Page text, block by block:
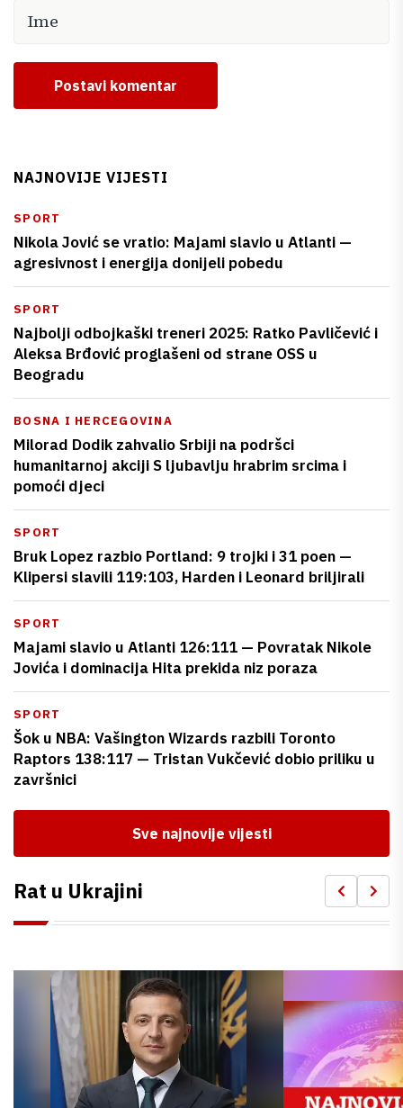
Postavi komentar
NAJNOVIJE VIJESTI
SPORT
Nikola Jović se vratio: Majami slavio u Atlanti —
agresivnost i energija donijeli pobedu
SPORT
Najbolji odbojkaški treneri 2025: Ratko Pavličević i
Aleksa Brđović proglašeni od strane OSS u
Beogradu
BOSNA I HERCEGOVINA
Milorad Dodik zahvalio Srbiji na podršci
humanitarnoj akciji S ljubavlju hrabrim srcima i
pomoći djeci
SPORT
Bruk Lopez razbio Portland: 9 trojki i 31 poen —
Klipersi slavili 119:103, Harden i Leonard briljirali
SPORT
Majami slavio u Atlanti 126:111 — Povratak Nikole
Jovića i dominacija Hita prekida niz poraza
SPORT
Šok u NBA: Vašington Wizards razbili Toronto
Raptors 138:117 — Tristan Vukčević dobio priliku u
završnici
Sve najnovije vijesti
Rat u Ukrajini